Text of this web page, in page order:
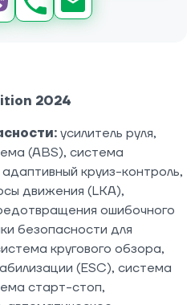
2024
усилитель руля,
(ABS), система
круиз-контроль,
движения (LKA),
ошибочного
безопасности для
кругового обзора,
(ESC), система
старт-стоп,